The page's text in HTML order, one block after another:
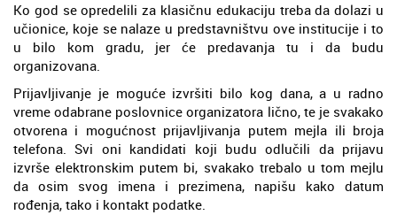
Ko god se opredelili za klasičnu edukaciju treba da dolazi u
učionice, koje se nalaze u predstavništvu ove institucije i to
u bilo kom gradu, jer će predavanja tu i da budu
organizovana.
Prijavljivanje je moguće izvršiti bilo kog dana, a u radno
vreme odabrane poslovnice organizatora lično, te je svakako
otvorena i mogućnost prijavljivanja putem mejla ili broja
telefona. Svi oni kandidati koji budu odlučili da prijavu
izvrše elektronskim putem bi, svakako trebalo u tom mejlu
da osim svog imena i prezimena, napišu kako datum
rođenja, tako i kontakt podatke.